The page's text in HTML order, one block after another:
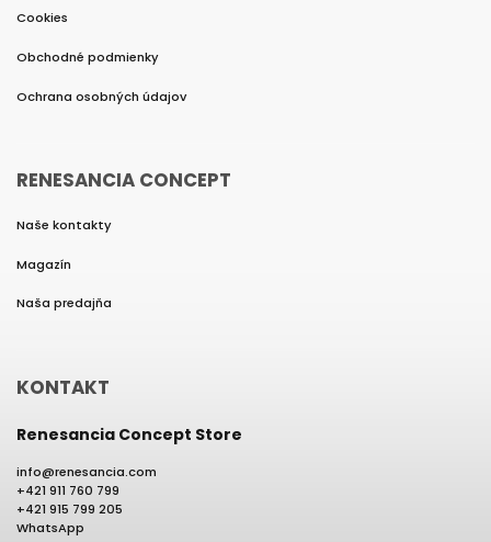
Cookies
Obchodné podmienky
Ochrana osobných údajov
RENESANCIA CONCEPT
Naše kontakty
Magazín
Naša predajňa
KONTAKT
Renesancia Concept Store
info@renesancia.com
+421 911 760 799
+421 915 799 205
WhatsApp